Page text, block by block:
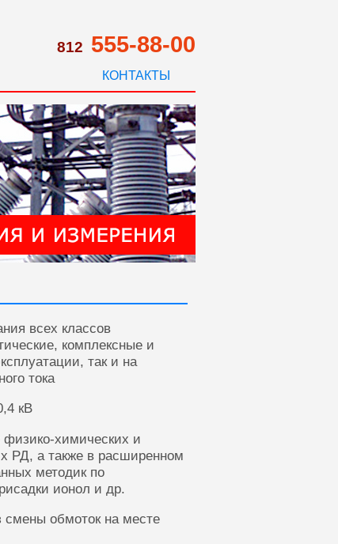
812 555-88-00
КОНТАКТЫ
всех классов
комплексные и
так и на
тока
кВ
химических и
РД, а также в расширенном
методик по
ионол и др.
смены обмоток на месте